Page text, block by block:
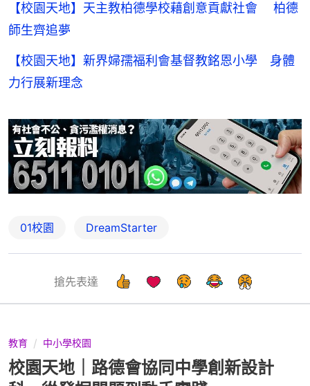
【校園天地】天主教柏德學校藉創意貢獻社會 柏德
師生齊追夢
【校園天地】新界婦孺福利會基督教銘恩小學 身體
力行展新理念
01校園 DreamStarter
搶先表達
教育 中小學校園
校園天地｜路德會協同中學創新設計